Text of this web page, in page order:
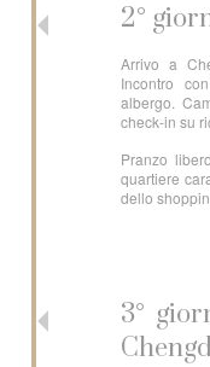
2°
Arrivo a
Incontro
albergo.
check-in su
Pranzo
quartiere
dello
3°